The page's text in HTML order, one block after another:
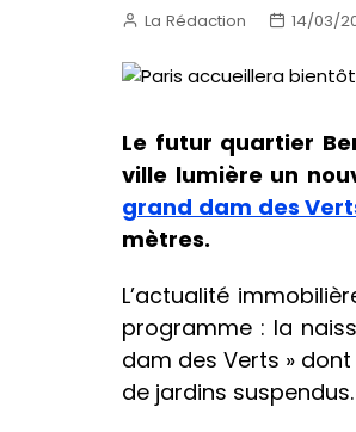
La Rédaction 14/03/
Le futur quartier
ville lumière un
grand dam des
mètres.
L’actualité
programme : la
dam des Verts »
de jardins suspendus.